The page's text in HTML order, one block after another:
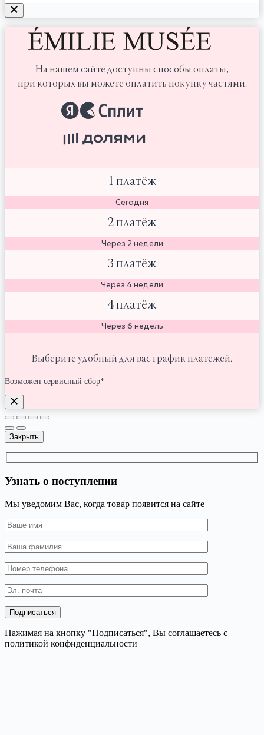
На нашем сайте доступны способы оплаты,
при которых вы можете оплатить покупку частями.
1 платёж
Сегодня
2 платёж
Через 2 недели
3 платёж
Через 4 недели
4 платёж
Через 6 недель
Выберите удобный для вас график платежей.
Возможен сервисный сбор*
Закрыть
Узнать о поступлении
Мы уведомим Вас, когда товар появится на сайте
Нажимая на кнопку "Подписаться", Вы соглашаетесь с
политикой конфиденциальности